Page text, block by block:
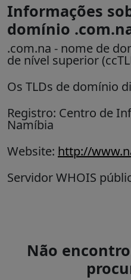
Informações
domínio
.com.na - nome de
de nível superior
Os TLDs de domínio
Registro: Centro de
Namíbia
Website: http://
Servidor WHOIS
Não